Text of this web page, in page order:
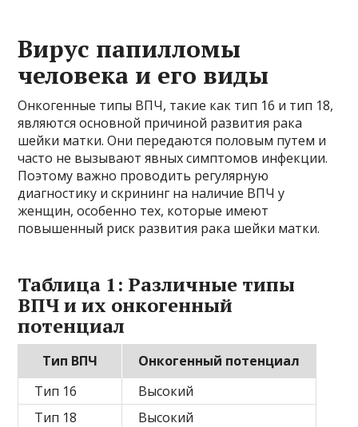
Вирус папилломы
человека и его виды
Онкогенные типы ВПЧ, такие как тип 16 и тип 18,
являются основной причиной развития рака
шейки матки. Они передаются половым путем и
часто не вызывают явных симптомов инфекции.
Поэтому важно проводить регулярную
диагностику и скрининг на наличие ВПЧ у
женщин, особенно тех, которые имеют
повышенный риск развития рака шейки матки.
Таблица 1: Различные типы
ВПЧ и их онкогенный
потенциал
Тип ВПЧ
Онкогенный потенциал
Тип 16
Высокий
Тип 18
Высокий